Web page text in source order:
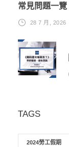
常見問題一覽
28 7 月, 2026
TAGS
2024勞工假期